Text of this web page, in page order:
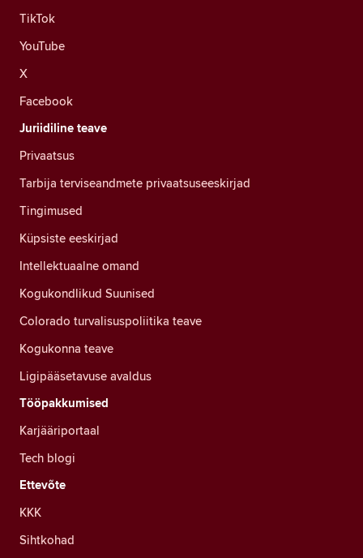
TikTok
YouTube
X
Facebook
Juriidiline teave
Privaatsus
Tarbija terviseandmete privaatsuseeskirjad
Tingimused
Küpsiste eeskirjad
Intellektuaalne omand
Kogukondlikud Suunised
Colorado turvalisuspoliitika teave
Kogukonna teave
Ligipääsetavuse avaldus
Tööpakkumised
Karjääriportaal
Tech blogi
Ettevõte
KKK
Sihtkohad